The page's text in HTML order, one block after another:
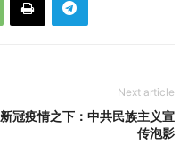
Next article
新冠疫情之下：中共民族主义宣
传泡影